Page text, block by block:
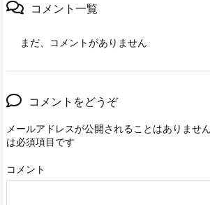
コメント一覧
まだ、コメントがありません
コメントをどうぞ
メールアドレスが公開されることはありません
は必須項目です
コメント